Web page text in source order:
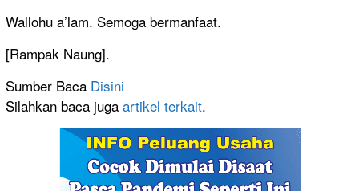
Wallohu a’lam. Semoga bermanfaat.
[Rampak Naung].
Sumber Baca Disini
Silahkan baca juga artikel terkait.